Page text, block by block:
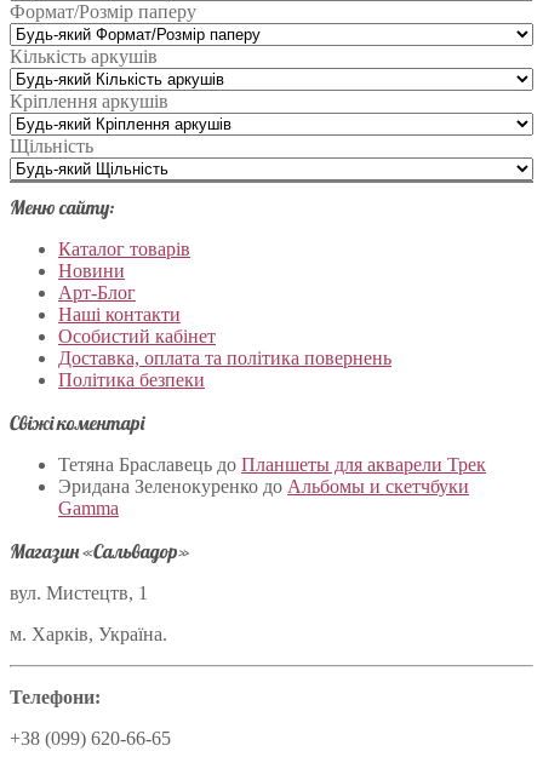
Формат/Розмір паперу
Кількість аркушів
Кріплення аркушів
Щільність
Меню сайту:
Каталог товарів
Новини
Арт-Блог
Наші контакти
Особистий кабінет
Доставка, оплата та політика повернень
Політика безпеки
Свіжі коментарі
Тетяна Браславець до Планшеты для акварели Трек
Эридана Зеленокуренко до Альбомы и скетчбуки
Gamma
Магазин «Сальвадор»
вул. Мистецтв, 1
м. Харків, Україна.
Телефони:
+38 (099) 620-66-65